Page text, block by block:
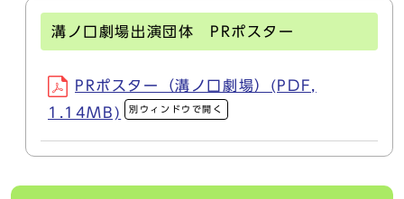
溝ノ口劇場出演団体 PRポスター
PRポスター（溝ノ口劇場）(PDF,
1.14MB)
別ウィンドウで開く